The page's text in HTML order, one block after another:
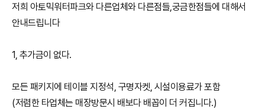
저희 아토믹워터파크와 다른업체와 다른점들,궁금한점들에 대해서
안내드립니다
1, 추가금이 없다.
모든 패키지에 테이블 지정석, 구명자켓, 시설이용료가 포함
(저렴한 타업체는 매장방문시 배보다 배꼽이 더 커집니다.)